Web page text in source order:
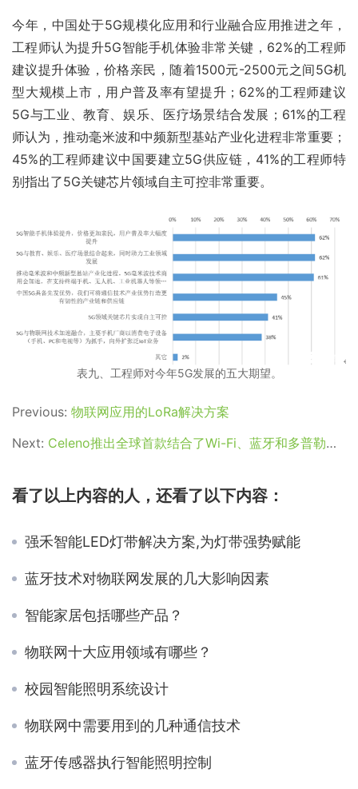
今年，中国处于5G规模化应用和行业融合应用推进之年，
工程师认为提升5G智能手机体验非常关键，62%的工程师
建议提升体验，价格亲民，随着1500元-2500元之间5G机
型大规模上市，用户普及率有望提升；62%的工程师建议
5G与工业、教育、娱乐、医疗场景结合发展；61%的工程
师认为，推动毫米波和中频新型基站产业化进程非常重要；
45%的工程师建议中国要建立5G供应链，41%的工程师特
别指出了5G关键芯片领域自主可控非常重要。
表九、工程师对今年5G发展的五大期望。
Previous: 物联网应用的LoRa解决方案
Next: Celeno推出全球首款结合了Wi-Fi、蓝牙和多普勒雷达芯片
看了以上内容的人，还看了以下内容：
强禾智能LED灯带解决方案,为灯带强势赋能
蓝牙技术对物联网发展的几大影响因素
智能家居包括哪些产品？
物联网十大应用领域有哪些？
校园智能照明系统设计
物联网中需要用到的几种通信技术
蓝牙传感器执行智能照明控制